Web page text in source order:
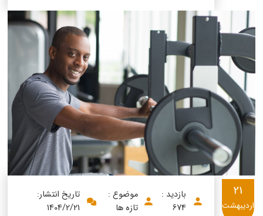
بازدید :
674
موضوع :
تازه ها
تاریخ انتشار:
1404/2/21
21
اردیبهشت